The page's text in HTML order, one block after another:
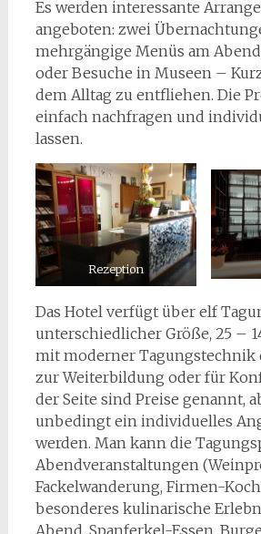
Es werden interessante
angeboten: zwei
mehrgängige Menüs am
oder Besuche in Museen –
dem Alltag zu entfliehen. Die
einfach nachfragen und
lassen.
Rezeption
Das Hotel verfügt über elf
unterschiedlicher Größe, 25 –
mit moderner
zur Weiterbildung oder für
der Seite sind Preise genannt,
unbedingt ein individuelles
werden. Man kann die
Abendveranstaltungen
Fackelwanderung, Firmen-
besonderes kulinarische
Abend, Spanferkel-Essen,